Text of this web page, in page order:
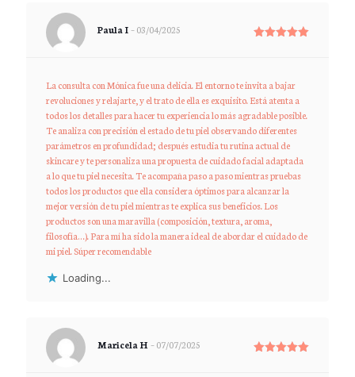
Paula I–03/04/2025
La consulta con Mónica fue una delicia. El entorno te invita a bajar
revoluciones y relajarte, y el trato de ella es exquisito. Está atenta a
todos los detalles para hacer tu experiencia lo más agradable posible.
Te analiza con precisión el estado de tu piel observando diferentes
parámetros en profundidad; después estudia tu rutina actual de
skincare y te personaliza una propuesta de cuidado facial adaptada
a lo que tu piel necesita. Te acompaña paso a paso mientras pruebas
todos los productos que ella considera óptimos para alcanzar la
mejor versión de tu piel mientras te explica sus beneficios. Los
productos son una maravilla (composición, textura, aroma,
filosofía…). Para mí ha sido la manera ideal de abordar el cuidado de
mi piel. Súper recomendable
Loading...
Maricela H –07/07/2025